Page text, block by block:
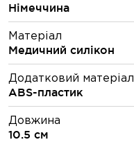
Німеччина
Матеріал
Медичний силікон
Додатковий матеріал
ABS-пластик
Довжина
10.5 см